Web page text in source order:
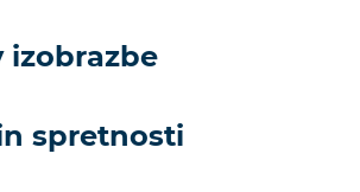
izobrazbe
spretnosti